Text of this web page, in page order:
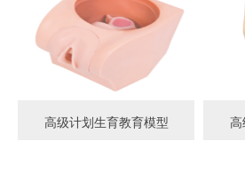
高级计划生育教育模型 高